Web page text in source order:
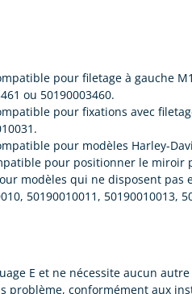
pour filetage à gauche
ou 50190003460.
pour fixations avec
pour modèles Harley-
pour positionner le miroir
modèles qui ne disposent pas
50190010011, 50190010013,
E et ne nécessite aucun
problème, conformément aux